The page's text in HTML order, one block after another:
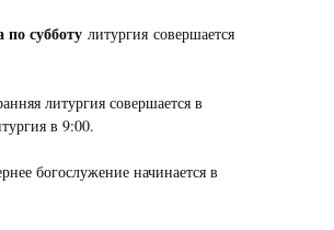
по субботулитургия совершается
литургия совершается в
в 9:00.
богослужение начинается в